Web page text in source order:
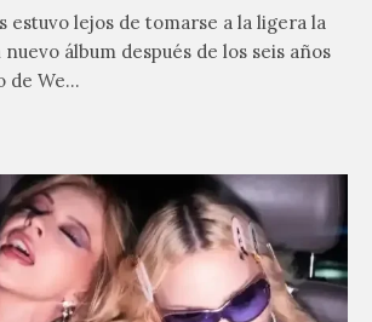
estuvo lejos de tomarse a la ligera la
álbum después de los seis años
de We…